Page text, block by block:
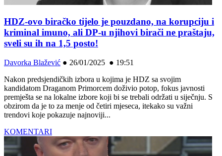
HDZ-ovo biračko tijelo je pouzdano, na korupciju i
kriminal imuno, ali DP-u njihovi birači ne praštaju,
sveli su ih na 1,5 posto!
Davorka Blažević ● 26/01/2025 ● 19:51
Nakon predsjendičkih izbora u kojima je HDZ sa svojim
kandidatom Draganom Primorcem doživio potop, fokus javnosti
premješta se na lokalne izbore koji bi se trebali održati u siječnju. S
obzirom da je to za menje od četiri mjeseca, itekako su važni
trendovi koje pokazuje najnoviji...
KOMENTARI